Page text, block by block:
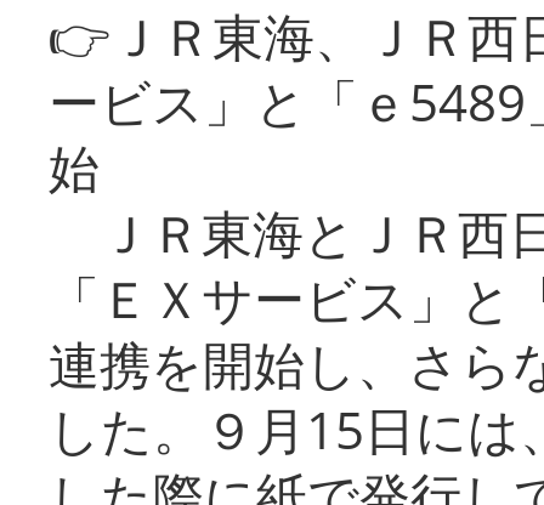
👉ＪＲ東海、ＪＲ
ービス」と「ｅ
始
ＪＲ東海とＪＲ西
「ＥＸサービス」
連携を開始し、さら
した。９月15日に